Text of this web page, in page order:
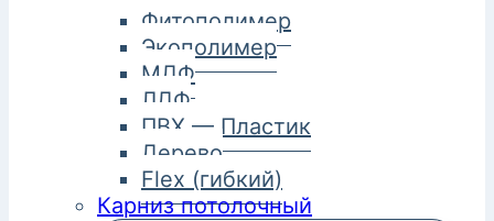
Фитополимер
Экополимер
МДФ
ЛДФ
ПВХ — Пластик
Дерево
Flex (гибкий)
Карниз потолочный